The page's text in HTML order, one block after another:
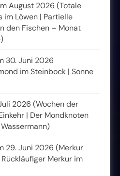
August 2026 (Totale
im Löwen | Partielle
den Fischen – Monat
30. Juni 2026
im Steinbock | Sonne
2026 (Wochen der
| Der Mondknoten
29. Juni 2026 (Merkur
Merkur im